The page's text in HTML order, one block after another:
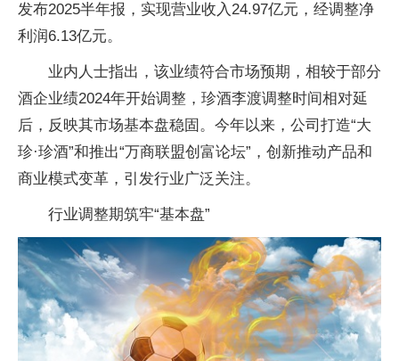
发布2025半年报，实现营业收入24.97亿元，经调整净
利润6.13亿元。
业内人士指出，该业绩符合市场预期，相较于部分
酒企业绩2024年开始调整，珍酒李渡调整时间相对延
后，反映其市场基本盘稳固。今年以来，公司打造“大
珍·珍酒”和推出“万商联盟创富论坛”，创新推动产品和
商业模式变革，引发行业广泛关注。
行业调整期筑牢“基本盘”